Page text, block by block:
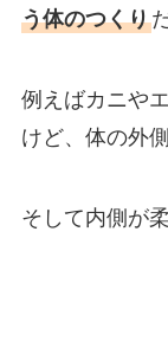
う体のつくり
例えばカニや
けど、体の外
そして内側が